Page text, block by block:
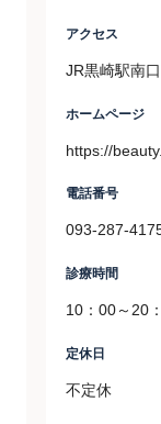
アクセス
JR黒崎駅南
ホームページ
https://
電話番号
093-287-
診療時間
10：00～20
定休日
不定休